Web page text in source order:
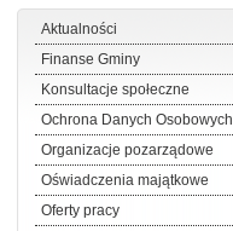
Aktualności
Finanse Gminy
Konsultacje społeczne
Ochrona Danych Osobowych
Organizacje pozarządowe
Oświadczenia majątkowe
Oferty pracy